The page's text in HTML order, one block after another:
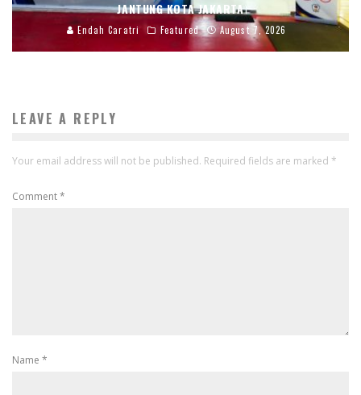
JANTUNG KOTA JAKARTA
Endah Caratri Featured August 7, 2026
LEAVE A REPLY
Your email address will not be published. Required fields are marked *
Comment*
Name *